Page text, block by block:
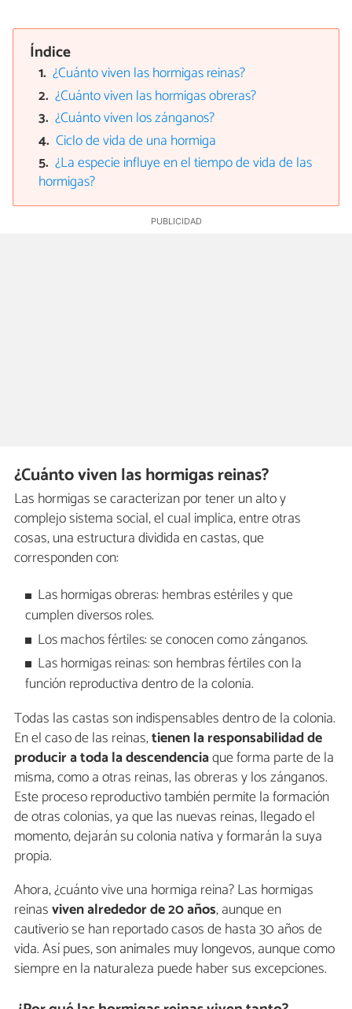
Índice
¿Cuánto viven las hormigas reinas?
¿Cuánto viven las hormigas obreras?
¿Cuánto viven los zánganos?
Ciclo de vida de una hormiga
¿La especie influye en el tiempo de vida de las
hormigas?
¿Cuánto viven las hormigas reinas?
Las hormigas se caracterizan por tener un alto y
complejo sistema social, el cual implica, entre otras
cosas, una estructura dividida en castas, que
corresponden con:
Las hormigas obreras: hembras estériles y que
cumplen diversos roles.
Los machos fértiles: se conocen como zánganos.
Las hormigas reinas: son hembras fértiles con la
función reproductiva dentro de la colonia.
Todas las castas son indispensables dentro de la colonia.
En el caso de las reinas,tienen la responsabilidad de
producir a toda la descendenciaque forma parte de la
misma, como a otras reinas, las obreras y los zánganos.
Este proceso reproductivo también permite la formación
de otras colonias, ya que las nuevas reinas, llegado el
momento, dejarán su colonia nativa y formarán la suya
propia.
Ahora, ¿cuánto vive una hormiga reina? Las hormigas
reinasviven alrededor de 20 años, aunque en
cautiverio se han reportado casos de hasta 30 años de
vida. Así pues, son animales muy longevos, aunque como
siempre en la naturaleza puede haber sus excepciones.